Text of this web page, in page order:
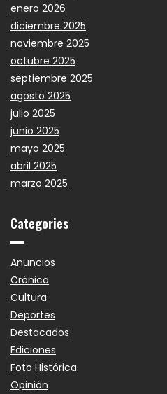
enero 2026
diciembre 2025
noviembre 2025
octubre 2025
septiembre 2025
agosto 2025
julio 2025
junio 2025
mayo 2025
abril 2025
marzo 2025
Categories
Anuncios
Crónica
Cultura
Deportes
Destacados
Ediciones
Foto Histórica
Opinión